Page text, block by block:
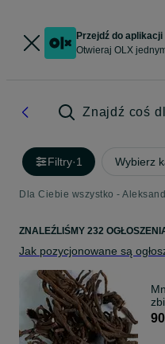
Przejdź do aplikacji
Otwieraj OLX
Znajdź coś
Filtry·1 Wybierz
Dla Ciebie wszystko -
ZNALEŹLIŚMY 232
Jak pozycjonowane są